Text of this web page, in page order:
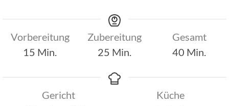
Vorbereitung
15 Minuten
Min.
Zubereitung
25 Minuten
Min.
Gesamt
40 Minuten
Min.
Gericht
Küche